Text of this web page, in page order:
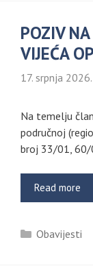
POZIV
VIJEĆA
17. srpnja 2026.
Na temelju
područnoj
broj 33/01,
Read more
Kategorije
Obavijesti